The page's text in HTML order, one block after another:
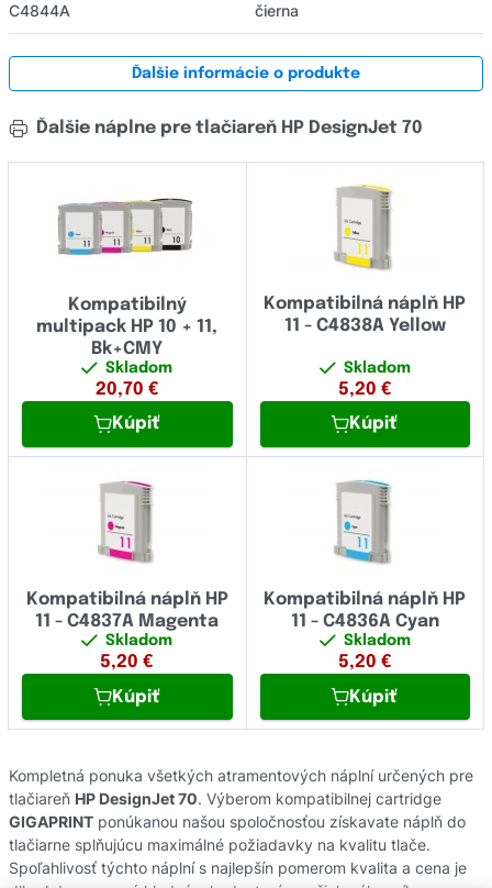
C4844A
čierna
Ďalšie informácie o produkte
Ďalšie náplne pre tlačiareň HP DesignJet 70
Kompatibilný
multipack HP 10 + 11,
Bk+CMY
Skladom
20,70 €
Kúpiť
Kompatibilná náplň HP
11 - C4838A Yellow
Skladom
5,20 €
Kúpiť
Kompatibilná náplň HP
11 - C4837A Magenta
Skladom
5,20 €
Kúpiť
Kompatibilná náplň HP
11 - C4836A Cyan
Skladom
5,20 €
Kúpiť
Kompletná ponuka všetkých atramentových náplní určených pre
tlačiareň HP DesignJet 70. Výberom kompatibilnej cartridge
GIGAPRINT ponúkanou našou spoločnosťou získavate náplň do
tlačiarne splňujúcu maximálné požiadavky na kvalitu tlače.
Spoľahlivosť týchto náplní s najlepšín pomerom kvalita a cena je